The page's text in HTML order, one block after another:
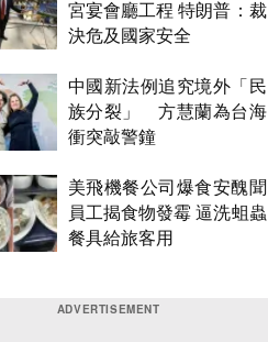
宮宴會廳工程 特朗普：裁
決危及國家安全
中國新法例追究境外「民
族分裂」 方慧蘭為台海
衝突敲警鐘
美飛機餐公司爆食安醜聞
員工揭食物發霉 逼洗蛆蟲
餐具給旅客用